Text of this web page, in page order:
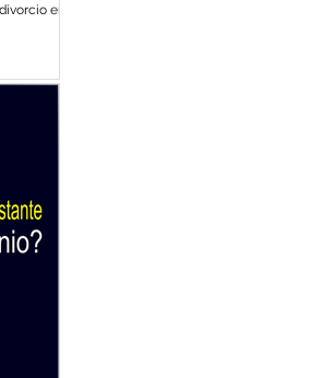
en